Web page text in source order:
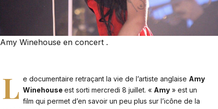
Amy Winehouse en concert .
L e documentaire retraçant la vie de l’artiste anglaise Amy
Winehouseest sorti mercredi 8 juillet. « Amy » est un
film qui permet d’en savoir un peu plus sur l’icône de la